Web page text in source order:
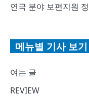
연극 분야 보편지원
메뉴별 기사 보기
여는 글
REVIEW